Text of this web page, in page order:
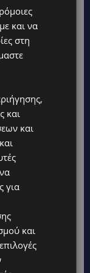
του
που του
και πότε
– Ποια ζώα
ΕΛΛΑΔΑΣ:
άγκυρα»
και να
στη
και
και
για
και